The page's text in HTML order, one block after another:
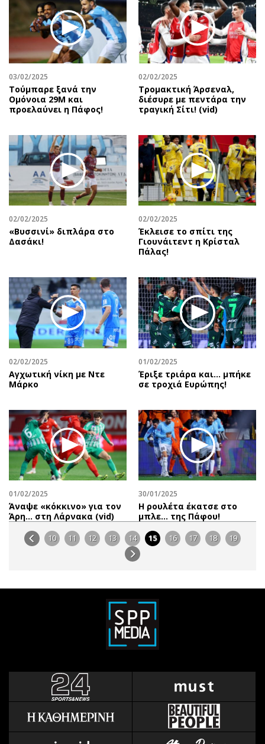
03/02/2025
Τούμπαρε ξανά την
Ομόνοια 29Μ και
προελαύνει η Πάφος!
02/02/2025
Τρομακτική Άρσεναλ,
διέσυρε με πεντάρα την
τραγική Σίτι! (vid)
02/02/2025
«Βυσσινί» διπλάρα στο
Δασάκι!
02/02/2025
Έκλεισε το σπίτι της
Γιουνάιτεντ η Κρίσταλ
Πάλας!
02/02/2025
Αγχωτική νίκη με Ντε
Μάρκο
01/02/2025
Έριξε τριάρα και… μπήκε
σε τροχιά Ευρώπης!
01/02/2025
Άναψε «κόκκινο» για τον
Άρη… στη Λάρνακα (vid)
30/01/2025
Η ρουλέτα έκατσε στο
μπλε… της Πάφου!
10 11 12 13 14 15 16 17 18 19